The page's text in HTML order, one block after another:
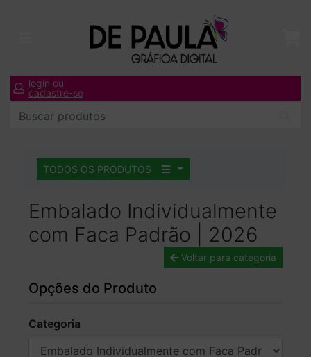
login ou
cadastre-se
TODOS OS PRODUTOS
Embalado Individualmente
com Faca Padrão | 2026
Voltar para categoria
Opções do Produto
Categoria